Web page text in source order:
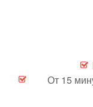
От 15